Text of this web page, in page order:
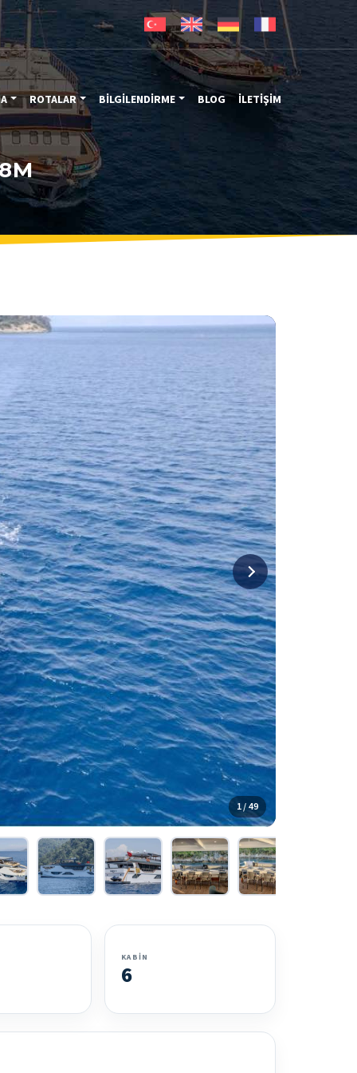
ROTALAR BİLGİLENDİRME BLOG İLETİŞİM
1 / 49
KABIN
6